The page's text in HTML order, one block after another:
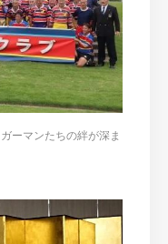
ーマンたちの絆が深ま